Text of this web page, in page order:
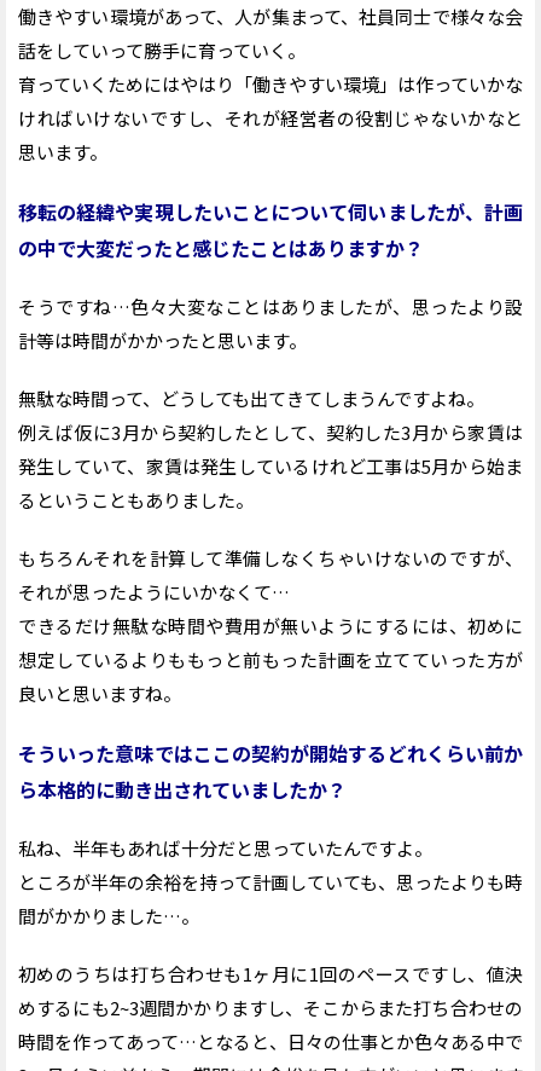
働きやすい環境があって、人が集まって、社員同士で様々な会
話をしていって勝手に育っていく。
育っていくためにはやはり「働きやすい環境」は作っていかな
ければいけないですし、それが経営者の役割じゃないかなと
思います。
移転の経緯や実現したいことについて伺いましたが、計画
の中で大変だったと感じたことはありますか？
そうですね…色々大変なことはありましたが、思ったより設
計等は時間がかかったと思います。
無駄な時間って、どうしても出てきてしまうんですよね。
例えば仮に3月から契約したとして、契約した3月から家賃は
発生していて、家賃は発生しているけれど工事は5月から始ま
るということもありました。
もちろんそれを計算して準備しなくちゃいけないのですが、
それが思ったようにいかなくて…
できるだけ無駄な時間や費用が無いようにするには、初めに
想定しているよりももっと前もった計画を立てていった方が
良いと思いますね。
そういった意味ではここの契約が開始するどれくらい前か
ら本格的に動き出されていましたか？
私ね、半年もあれば十分だと思っていたんですよ。
ところが半年の余裕を持って計画していても、思ったよりも時
間がかかりました…。
初めのうちは打ち合わせも1ヶ月に1回のペースですし、値決
めするにも2~3週間かかりますし、そこからまた打ち合わせの
時間を作ってあって…となると、日々の仕事とか色々ある中で